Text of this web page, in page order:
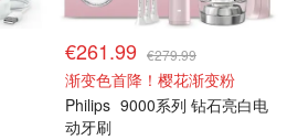
€261.99 €279.99
渐变色首降！樱花渐变粉
Philips 9000系列 钻石亮白电
动牙刷